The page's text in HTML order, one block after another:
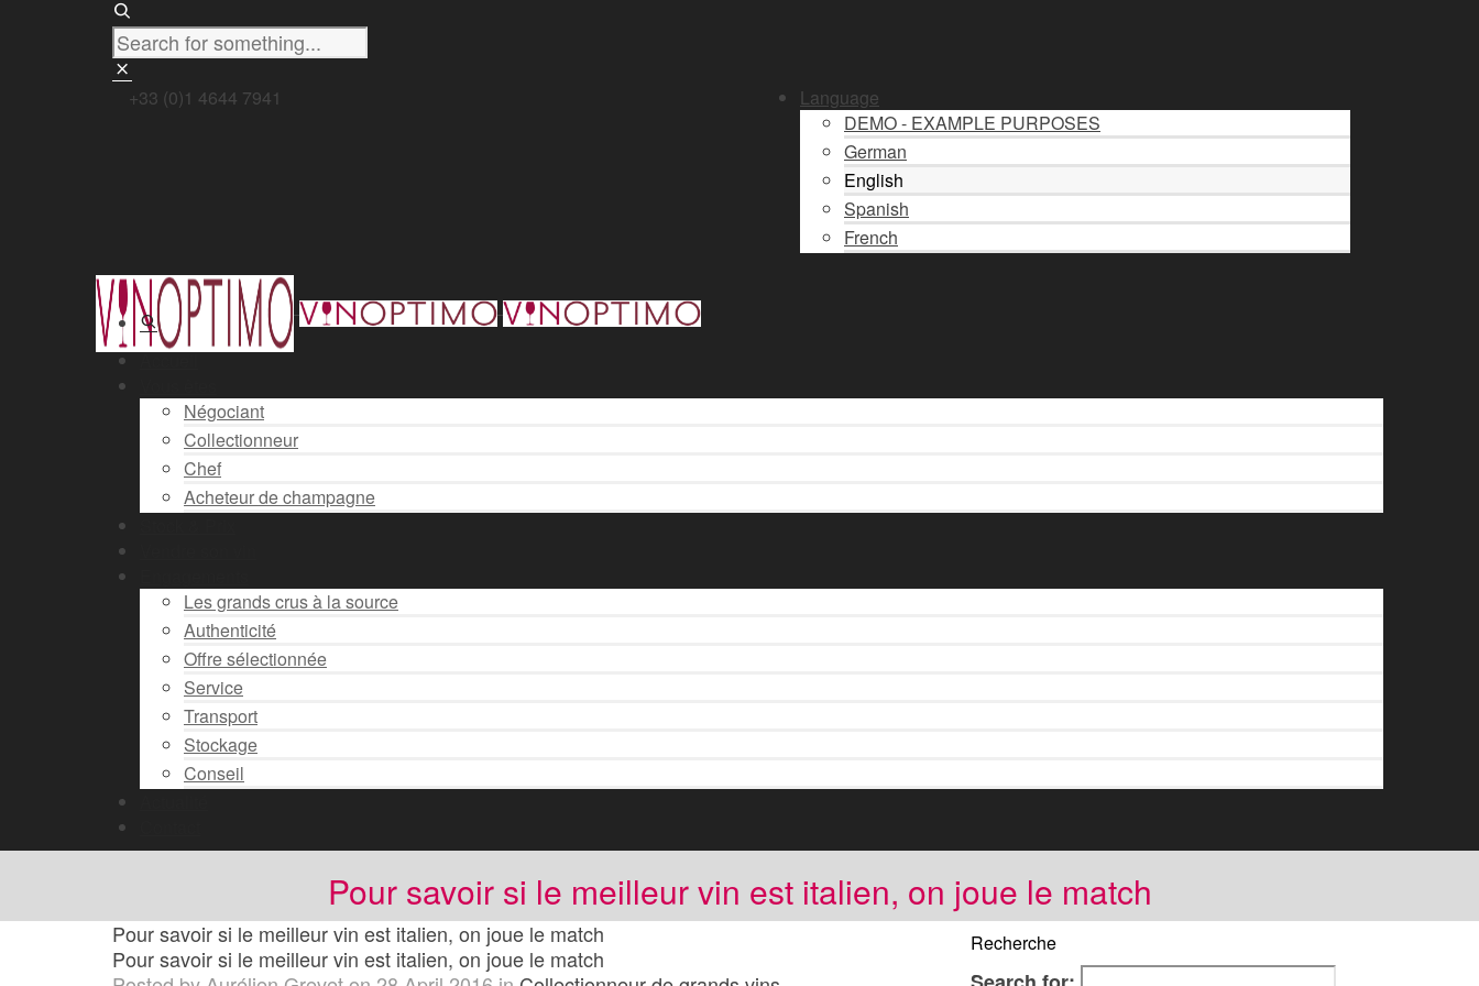
+33 (0)1 4644 7941
Language
DEMO - EXAMPLE PURPOSES
German
English
Spanish
French
Accueil
Négociant
Collectionneur
Chef
Acheteur de champagne
Les grands crus à la source
Authenticité
Offre sélectionnée
Service
Transport
Stockage
Conseil
Pour savoir si le meilleur vin est italien, on joue le match
Pour savoir si le meilleur vin est italien, on joue le match
Pour savoir si le meilleur vin est italien, on joue le match
Recherche